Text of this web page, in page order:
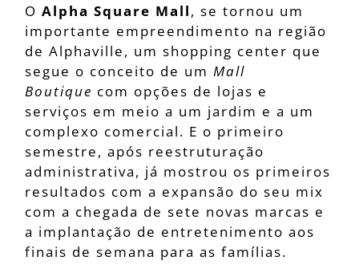
O Alpha Square Mall, se tornou um
importante empreendimento na região
de Alphaville, um shopping center que
segue o conceito de um Mall
Boutique com opções de lojas e
serviços em meio a um jardim e a um
complexo comercial. E o primeiro
semestre, após reestruturação
administrativa, já mostrou os primeiros
resultados com a expansão do seu mix
com a chegada de sete novas marcas e
a implantação de entretenimento aos
finais de semana para as famílias.